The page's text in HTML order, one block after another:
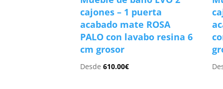
cajones – 1 puerta
acabado mate ROSA
PALO con lavabo resina 6
cm grosor
Desde610.00€